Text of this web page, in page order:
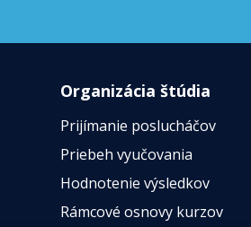
Organizácia štúdia
Prijímanie poslucháčov
Priebeh vyučovania
Hodnotenie výsledkov
Rámcové osnovy kurzov